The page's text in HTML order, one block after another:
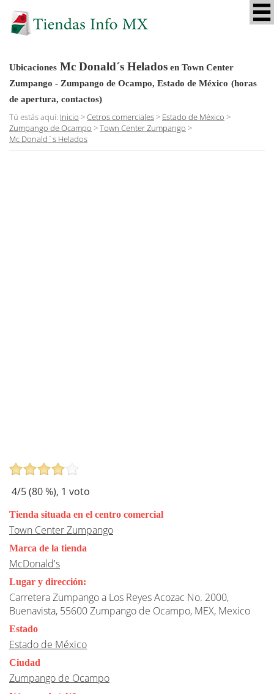
Ubicaciones Mc Donald´s Helados en Town Center
Zumpango - Zumpango de Ocampo, Estado de México (horas
de apertura, contactos)
Tú estás aquí: Inicio >Cetros comerciales> Estado de México >
Zumpango de Ocampo >Town Center Zumpango >
Mc Donald´s Helados
4/5 (80%), 1 voto
Tienda situada en el centro comercial
Town Center Zumpango
Marca de la tienda
McDonald's
Lugar y dirección:
Carretera Zumpango a Los Reyes Acozac No. 2000,
Buenavista, 55600 Zumpango de Ocampo, MEX, Mexico
Estado
Estado de México
Ciudad
Zumpango de Ocampo